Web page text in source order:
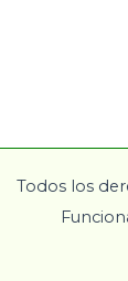
Todos los